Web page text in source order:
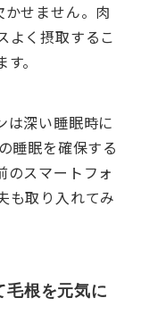
せません。肉
よく摂取するこ
。
は深い睡眠時に
睡眠を確保する
のスマートフォ
も取り入れてみ
毛根を元気に